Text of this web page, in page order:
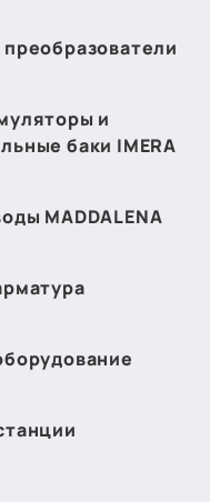
и
баки IMERA
MADDALENA